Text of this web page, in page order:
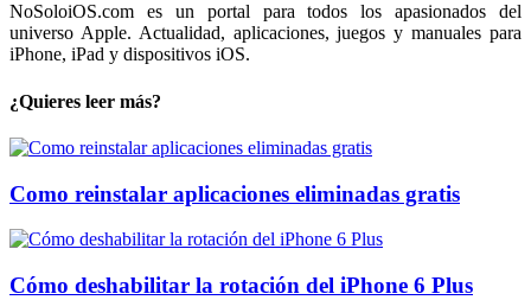
NoSoloiOS.com es un portal para todos los apasionados del
universo Apple. Actualidad, aplicaciones, juegos y manuales para
iPhone, iPad y dispositivos iOS.
¿Quieres leer más?
Como reinstalar aplicaciones eliminadas gratis
Cómo deshabilitar la rotación del iPhone 6 Plus